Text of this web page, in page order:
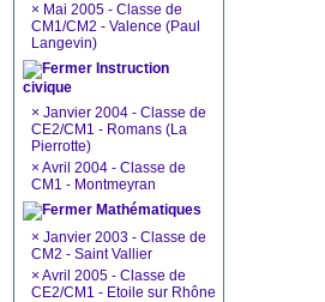
× Mai 2005 - Classe de
CM1/CM2 - Valence (Paul
Langevin)
Instruction
civique
× Janvier 2004 - Classe de
CE2/CM1 - Romans (La
Pierrotte)
× Avril 2004 - Classe de
CM1 - Montmeyran
Mathématiques
× Janvier 2003 - Classe de
CM2 - Saint Vallier
× Avril 2005 - Classe de
CE2/CM1 - Etoile sur Rhône